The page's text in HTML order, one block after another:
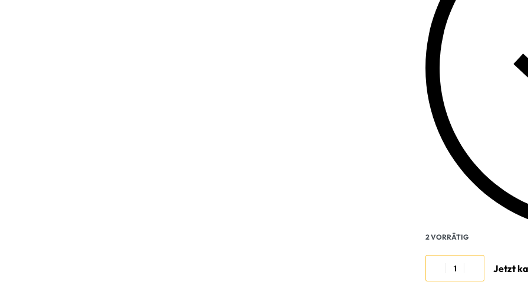
2 VORRÄTIG
Jetzt